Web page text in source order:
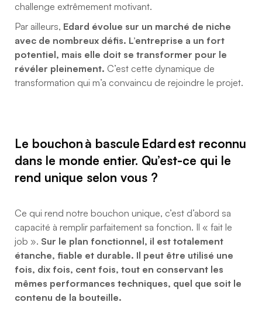
challenge extrêmement motivant.
Par ailleurs, Edard évolue sur un marché de niche
avec de nombreux défis. L’entreprise a un fort
potentiel, mais elle doit se transformer pour le
révéler pleinement. C’est cette dynamique de
transformation qui m’a convaincu de rejoindre le projet.
Le bouchon à bascule Edard est reconnu
dans le monde entier. Qu’est-ce qui le
rend unique selon vous ?
Ce qui rend notre bouchon unique, c’est d’abord sa
capacité à remplir parfaitement sa fonction. Il « fait le
job ». Sur le plan fonctionnel, il est totalement
étanche, fiable et durable. Il peut être utilisé une
fois, dix fois, cent fois, tout en conservant les
mêmes performances techniques, quel que soit le
contenu de la bouteille.